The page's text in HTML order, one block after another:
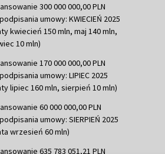
300 000 000,00 PLN
umowy: KWIECIEŃ 2025
kwiecień 150 mln, maj 140 mln,
10 mln)
170 000 000,00 PLN
umowy: LIPIEC 2025
lipiec 160 mln, sierpień 10 mln)
60 000 000,00 PLN
umowy: SIERPIEŃ 2025
wrzesień 60 mln)
635 783 051,21 PLN